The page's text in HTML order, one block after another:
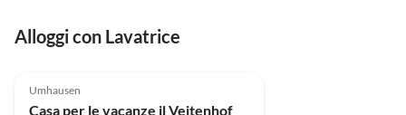
Alloggi con Lavatrice
Umhausen
Casa per le vacanze il Veitenhof